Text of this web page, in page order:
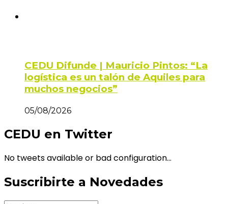
CEDU Difunde | Mauricio Pintos: “La
logística es un talón de Aquiles para
muchos negocios”
05/08/2026
CEDU en Twitter
No tweets available or bad configuration...
Suscribirte a Novedades